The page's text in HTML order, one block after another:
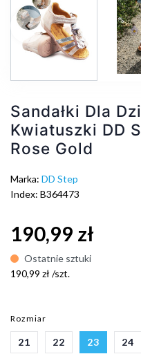
Poprzedni
keyboard_arrow_left
Sandałki Dla
Kwiatuszki DD
Rose Gold
Marka: DD Step
Index: B364473
190,99 zł
Ostatnie sztuki
190,99 zł /szt.
Rozmiar
21 22 23 24